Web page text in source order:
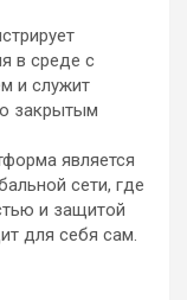
в среде с
и служит
закрытым
является
сети, где
и защитой
для себя сам.